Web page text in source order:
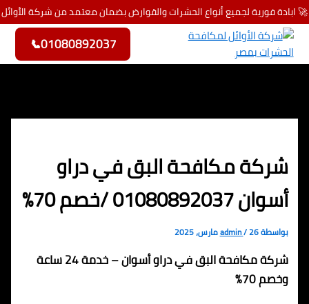
تخطي إلى المحتوى
🚀 ابادة فورية لجميع أنواع الحشرات والقوارض بضمان معتمد من شركة الأوائل
01080892037
📞
شركة مكافحة البق في دراو
أسوان 01080892037 /خصم 70%
بواسطة admin/26 مارس، 2025
شركة مكافحة البق في دراو أسوان – خدمة 24 ساعة
وخصم 70%